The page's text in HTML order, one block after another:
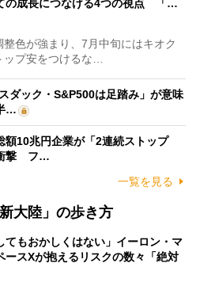
の成長につなげる4つの視点 「…
色が強まり、7月中旬にはキオク
ップ安をつけるな…
ダック・S&P500は足踏み」が意味
…
額10兆円企業が「2連続ストップ
衝撃 フ…
一覧を見る
大陸」の歩き方
てもおかしくはない」イーロン・マ
ースXが抱えるリスクの数々「絶対